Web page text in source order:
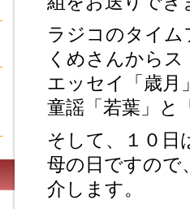
ラジコのタイム
くめさんから
エッセイ「歳月
童謡「若葉」と
そして、１０日
母の日ですので
介します。